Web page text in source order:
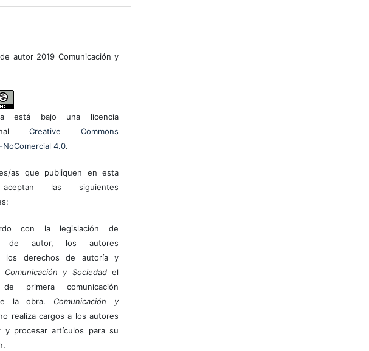
autor 2019 Comunicación y
está bajo una licencia
Creative Commons
4.0.
as que publiquen en esta
las siguientes
con la legislación de
de autor, los autores
los derechos de autoría y
Comunicación y Sociedadel
primera comunicación
la obra. Comunicación y
realiza cargos a los autores
y procesar artículos para su